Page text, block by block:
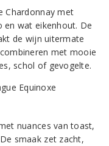
Chardonnay met
en wat eikenhout. De
de wijn uitermate
met mooie
schol of gevogelte.
nuances van toast,
smaak zet zacht,